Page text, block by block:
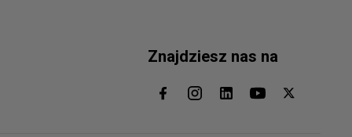
Znajdziesz nas na